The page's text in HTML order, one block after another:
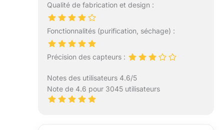
Qualité de fabrication et design :
Fonctionnalités (purification, séchage) :
Précision des capteurs :
Notes des utilisateurs 4.6/5
Note de 4.6 pour 3045 utilisateurs